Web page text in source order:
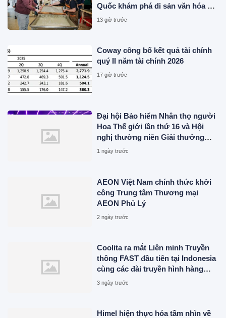
Quốc khám phá di sản văn hóa An
Huy
13 giờ trước
Coway công bố kết quả tài chính
quý II năm tài chính 2026
17 giờ trước
Đại hội Bảo hiểm Nhân thọ người
Hoa Thế giới lần thứ 16 và Hội
nghị thường niên Giải thưởng
Rồng Quốc tế (IDA) 2026 được tổ
1 ngày trước
AEON Việt Nam chính thức khởi
công Trung tâm Thương mại
AEON Phủ Lý
2 ngày trước
Coolita ra mắt Liên minh Truyền
thông FAST đầu tiên tại Indonesia
cùng các đài truyền hình hàng
đầu
3 ngày trước
Himel hiện thực hóa tầm nhìn về